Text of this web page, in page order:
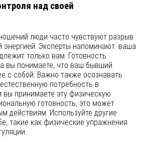
над своей
люди часто чувствуют разрыв
энергией. Эксперты напоминают: ваша
только вам. Готовность
вы понимаете, что ваш бывший
с собой. Важно также осознавать
потребность в
вы принимаете эту физическую
готовность, это может
действиям. Используйте другие
такие как физические упражнения